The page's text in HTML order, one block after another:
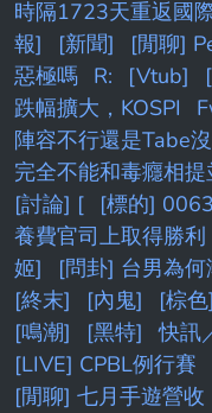
時隔1723天重返國
報]
[新聞] [閒聊]
惡極嗎 R: [Vtub]
跌幅擴大，KOSPI
陣容不行還是Tabe
完全不能和毒癮相提
[討論] [
[標的]
養費官司上取得勝利
姬]
[問卦] 台男為
[終末]
[內鬼] [棕色]
[鳴潮]
[黑特] 快訊
[LIVE] CPBL例行賽
[閒聊] 七月手遊營收